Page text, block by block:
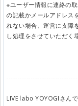
※ユーザー情報に連絡の
の記載かメールアドレス
れない場合、運営に支障
し処理をさせていただく
LIVE labo YOYOGIさん